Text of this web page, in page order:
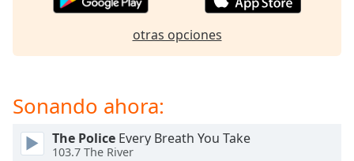
selected
Track
in-
Picture
otras opciones
Sonando ahora:
The Police Every Breath You Take
103.7 The River